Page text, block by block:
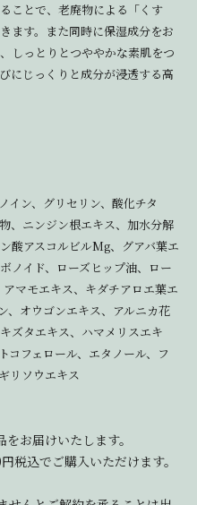
ことで、老廃物による「くす
ます。また同時に保湿成分をお
しっとりとつややかな素肌をつ
にじっくりと成分が浸透する高
イン、グリセリン、酸化チタ
、ニンジン根エキス、加水分解
酸アスコルビルMg、グアバ葉エ
ノイド、ローズヒップ油、ロー
マモエキス、キダチアロエ葉エ
、オウゴンエキス、アルニカ花
ズタエキス、ハマメリスエキ
コフェロール、エタノール、フ
リソウエキス
お届けいたします。
税込でご購入いただけます。